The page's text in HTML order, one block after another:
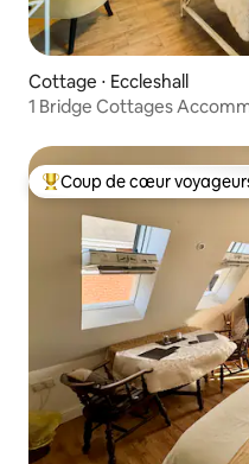
Cottage ⋅ Eccleshall
1 Bridge Cottages
Coups de cœur voyageurs
Coup de cœur